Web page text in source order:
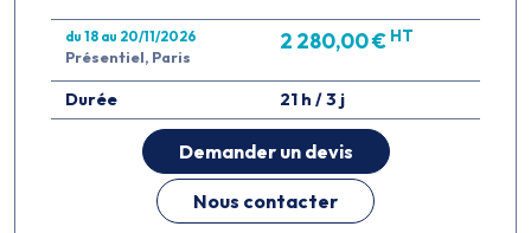
du 18 au 20/11/2026
Présentiel, Paris
2 280,00 € HT
Durée 21 h / 3 j
Demander un devis
Nous contacter